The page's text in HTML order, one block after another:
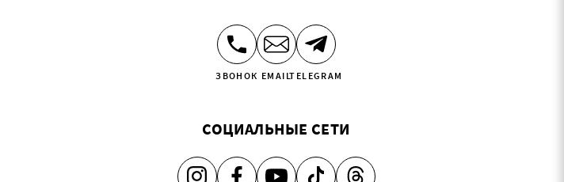
ЗВОНОК EMAILTELEGRAM
СОЦИАЛЬНЫЕ СЕТИ